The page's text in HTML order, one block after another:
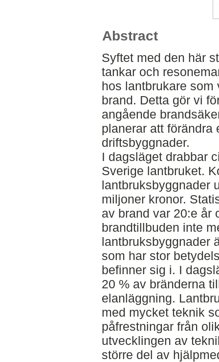
Abstract
Syftet med den här
tankar och
hos lantbrukare som
brand. Detta gör vi
angående
planerar att förändra
driftsbyggnader.
I dagsläget drabbar
Sverige lantbruket.
lantbruksbyggnader
miljoner kronor.
av brand var 20:e år
brandtillbuden inte
lantbruksbyggnader
som har stor
befinner sig i. I
20 % av bränderna
elanläggning.
med mycket teknik
påfrestningar från
utvecklingen av
större del av